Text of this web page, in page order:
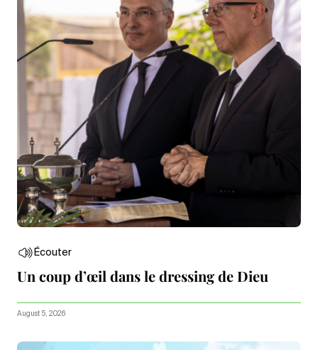
Écouter
Un coup d’œil dans le dressing de Dieu
August 5, 2026